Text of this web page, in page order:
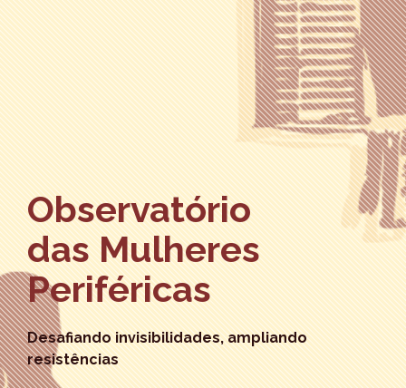
Observatório
das Mulheres
Periféricas
Desafiando invisibilidades, ampliando
resistências